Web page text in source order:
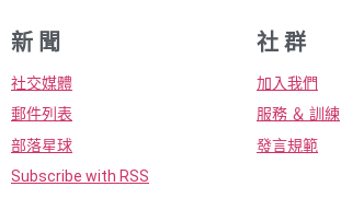
新 聞
社交媒體
郵件列表
部落星球
Subscribe with RSS
社 群
加入我們
服務 ＆ 訓練
發言規範